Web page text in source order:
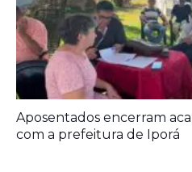
Aposentados encerram
com a prefeitura de Iporá